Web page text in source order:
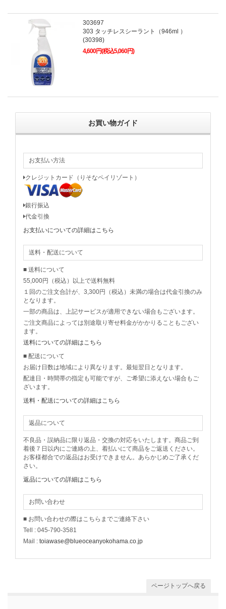
303697
303 タッチレスシーラント（946ml ）
(30398)
4,600円(税込5,060円)
お買い物ガイド
お支払い方法
クレジットカード（りそなペイリゾート）
銀行振込
代金引換
お支払いについての詳細はこちら
送料・配送について
■ 送料について
55,000円（税込）以上で送料無料
１回のご注文合計が、3,300円（税込）未満の場合は代金引換のみ
となります。
一部の商品は、上記サービスが適用できない場合もございます。
ご注文商品によっては別途取り寄せ料金がかかりることもござい
ます。
送料についての詳細はこちら
■ 配送について
お届け日数は地域により異なります。最短翌日となります。
配達日・時間帯の指定も可能ですが、ご希望に添えない場合もご
ざいます。
送料・配送についての詳細はこちら
返品について
不良品・誤納品に限り返品・交換の対応をいたします。商品ご到
着後７日以内にご連絡の上、着払いにて商品をご返送ください。
お客様都合での返品はお受けできません。あらかじめご了承くだ
さい。
返品についての詳細はこちら
お問い合わせ
■ お問い合わせの際はこちらまでご連絡下さい
Tell : 045-790-3581
Mail : toiawase@blueoceanyokohama.co.jp
ページトップへ戻る